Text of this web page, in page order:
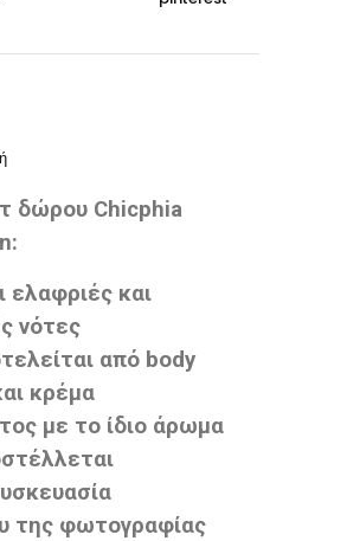
δώρου Chicphia
ελαφριές και
νότες
από body
κρέμα
με το ίδιο άρωμα
της φωτογραφίας